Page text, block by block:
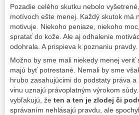
Pozadie celého skutku nebolo
motívoch ešte menej. Každý skutok má
motivuje. Niekoho peniaze, niekoho
spratať do kože. Ale aj odhalenie
odohrala. A prispieva k poznaniu pravdy.
Možno by sme mali niekedy menej
majú byť potrestané. Nemali by sme
hrubo zasahujúcimi do podstaty práva
vinu uznajú právoplatným výrokom
vybľakujú, že ten a ten je zlodej či
správaním nehlásajú pravdu, ale